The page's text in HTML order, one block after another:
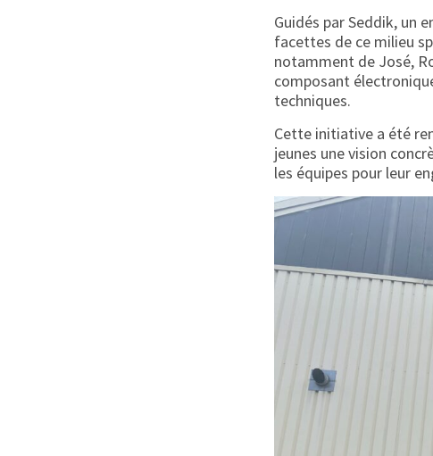
Guidés par Seddik, un
facettes de ce milieu
notamment de José,
composant
techniques.
Cette initiative a été
jeunes une vision
les équipes pour leur